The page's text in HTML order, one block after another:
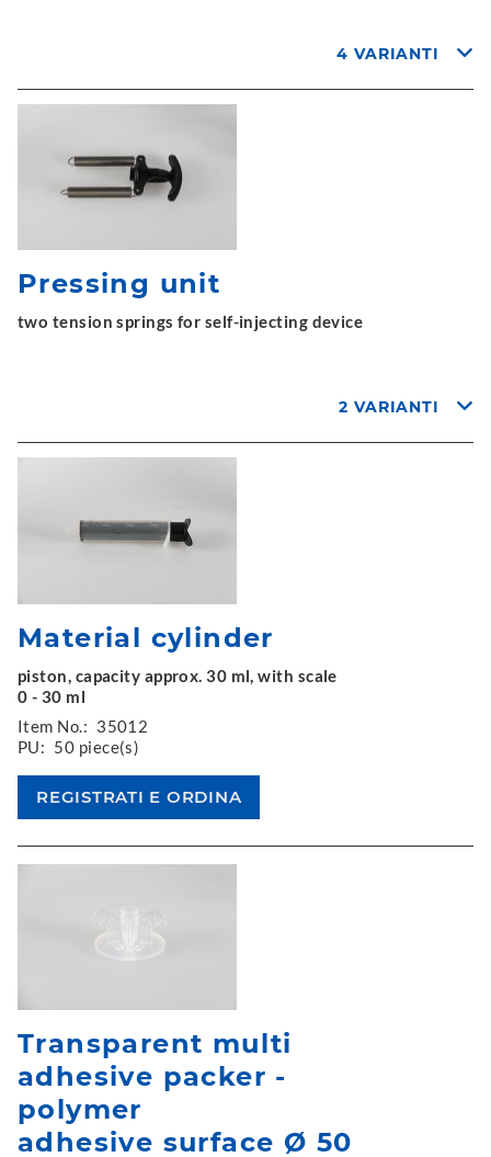
4 VARIANTI
Pressing unit
two tension springs for self-injecting device
2 VARIANTI
Material cylinder
piston, capacity approx. 30 ml, with scale
0 - 30 ml
Item No.: 35012
PU: 50 piece(s)
Transparent multi
adhesive packer -
polymer
adhesive surface Ø 50